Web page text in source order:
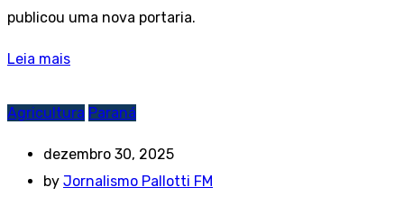
publicou uma nova portaria.
Leia mais
Agricultura Paraná
dezembro 30, 2025
by Jornalismo Pallotti FM